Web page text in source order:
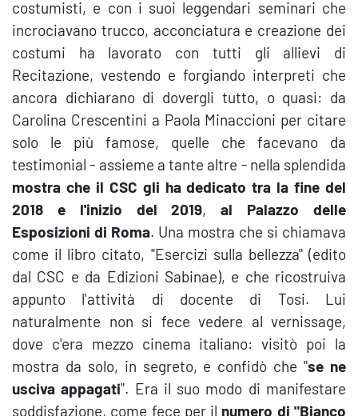
costumisti, e con i suoi leggendari seminari che
incrociavano trucco, acconciatura e creazione dei
costumi ha lavorato con tutti gli allievi di
Recitazione, vestendo e forgiando interpreti che
ancora dichiarano di dovergli tutto, o quasi: da
Carolina Crescentini a Paola Minaccioni per citare
solo le più famose, quelle che facevano da
testimonial - assieme a tante altre - nella splendida
mostra che il CSC gli ha dedicato tra la fine del
2018 e l'inizio del 2019,al Palazzo delle
Esposizioni di Roma. Una mostra che si chiamava
come il libro citato, "Esercizi sulla bellezza" (edito
dal CSC e da Edizioni Sabinae), e che ricostruiva
appunto l'attività di docente di Tosi. Lui
naturalmente non si fece vedere al vernissage,
dove c'era mezzo cinema italiano: visitò poi la
mostra da solo, in segreto, e confidò che "se ne
usciva appagati". Era il suo modo di manifestare
soddisfazione, come fece per il numero di "Bianco